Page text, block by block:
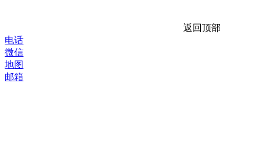
返回顶部
电话
微信
地图
邮箱